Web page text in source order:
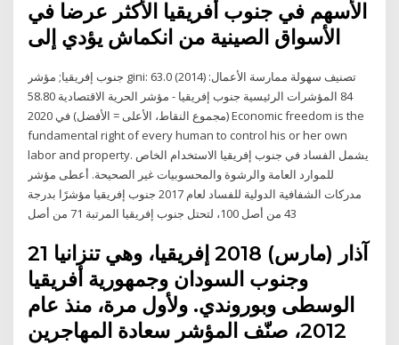
الأسهم في جنوب أفريقيا الأكثر عرضا في
الأسواق الصينية من انكماش يؤدي إلى
جنوب إفريقيا; مؤشر gini: 63.0 (2014) تصنيف سهولة ممارسة الأعمال:
84 المؤشرات الرئيسية جنوب إفريقيا - مؤشر الحرية الاقتصادية 58.80
(مجموع النقاط، الأعلى = الأفضل) في 2020 Economic freedom is the
fundamental right of every human to control his or her own
labor and property. يشمل الفساد في جنوب إفريقيا الاستخدام الخاص
للموارد العامة والرشوة والمحسوبيات غير الصحيحة. أعطى مؤشر
مدركات الشفافية الدولية للفساد لعام 2017 جنوب إفريقيا مؤشرًا بدرجة
43 من أصل 100، لتحتل جنوب إفريقيا المرتبة 71 من أصل
21 آذار (مارس) 2018 إفريقيا، وهي تنزانيا
وجنوب السودان وجمهورية أفريقيا
الوسطى وبوروندي. ولأول مرة، منذ عام
2012، صنّف المؤشر سعادة المهاجرين